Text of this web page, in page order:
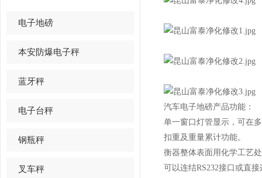
电子地磅
本安防爆电子秤
蓝牙秤
电子台秤
钢瓶秤
叉车秤
汽车电子地磅产品功能：
单一窗口灯管显示，可在
扣重及重量累计功能。
衡器整体表面用化学工艺
可以连结RS232接口或直